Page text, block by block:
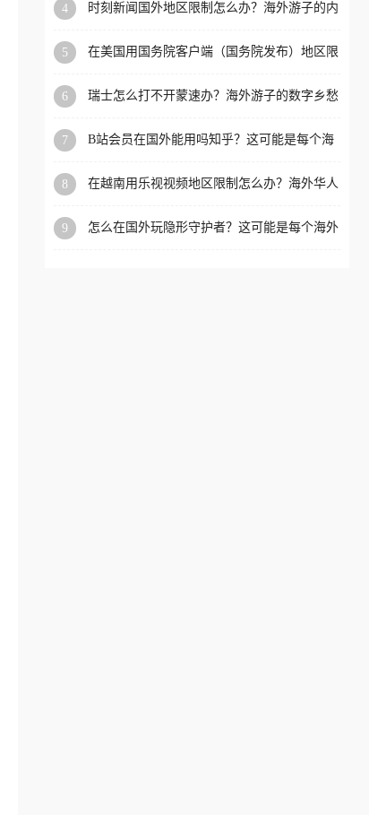
学、定居等，都可以使用，
扰。
4
时刻新闻国外地区限制怎么办？海外游子的内
5
在美国用国务院客户端（国务院发布）地区限
6
瑞士怎么打不开蒙速办？海外游子的数字乡愁
7
B站会员在国外能用吗知乎？这可能是每个海
8
在越南用乐视视频地区限制怎么办？海外华人
9
怎么在国外玩隐形守护者？这可能是每个海外